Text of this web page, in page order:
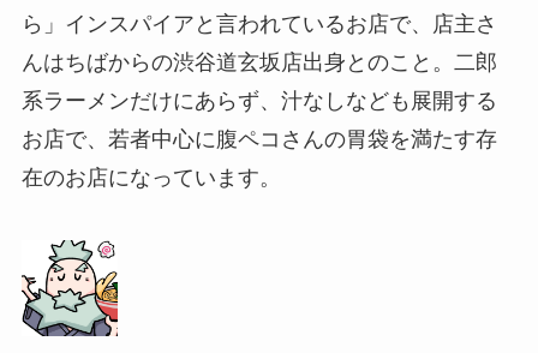
ら」インスパイアと言われているお店で、店主さ
んはちばからの渋谷道玄坂店出身とのこと。二郎
系ラーメンだけにあらず、汁なしなども展開する
お店で、若者中心に腹ペコさんの胃袋を満たす存
在のお店になっています。